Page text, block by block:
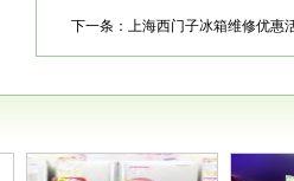
下一条： 上海西门子冰箱维修优惠